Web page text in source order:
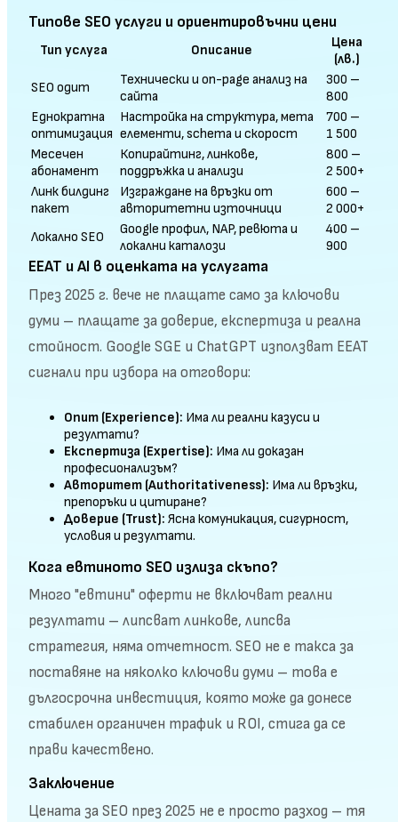
Типове SEO услуги и ориентировъчни цени
Тип услуга Описание
Цена
(лв.)
SEO одит
Технически и on-page анализ на
сайта
300 –
800
Еднократна
оптимизация
Настройка на структура, мета
елементи, schema и скорост
700 –
1 500
Месечен
абонамент
Копирайтинг, линкове,
поддръжка и анализи
800 –
2 500+
Линк билдинг
пакет
Изграждане на връзки от
авторитетни източници
600 –
2 000+
Локално SEO
Google профил, NAP, ревюта и
локални каталози
400 –
900
EEAT и AI в оценката на услугата
През 2025 г. вече не плащате само за ключови
думи – плащате за доверие, експертиза и реална
стойност. Google SGE и ChatGPT използват EEAT
сигнали при избора на отговори:
Опит (Experience): Има ли реални казуси и
резултати?
Експертиза (Expertise): Има ли доказан
професионализъм?
Авторитет (Authoritativeness): Има ли връзки,
препоръки и цитиране?
Доверие (Trust): Ясна комуникация, сигурност,
условия и резултати.
Кога евтиното SEO излиза скъпо?
Много "евтини" оферти не включват реални
резултати – липсват линкове, липсва
стратегия, няма отчетност. SEO не е такса за
поставяне на няколко ключови думи – това е
дългосрочна инвестиция, която може да донесе
стабилен органичен трафик и ROI, стига да се
прави качествено.
Заключение
Цената за SEO през 2025 не е просто разход – тя